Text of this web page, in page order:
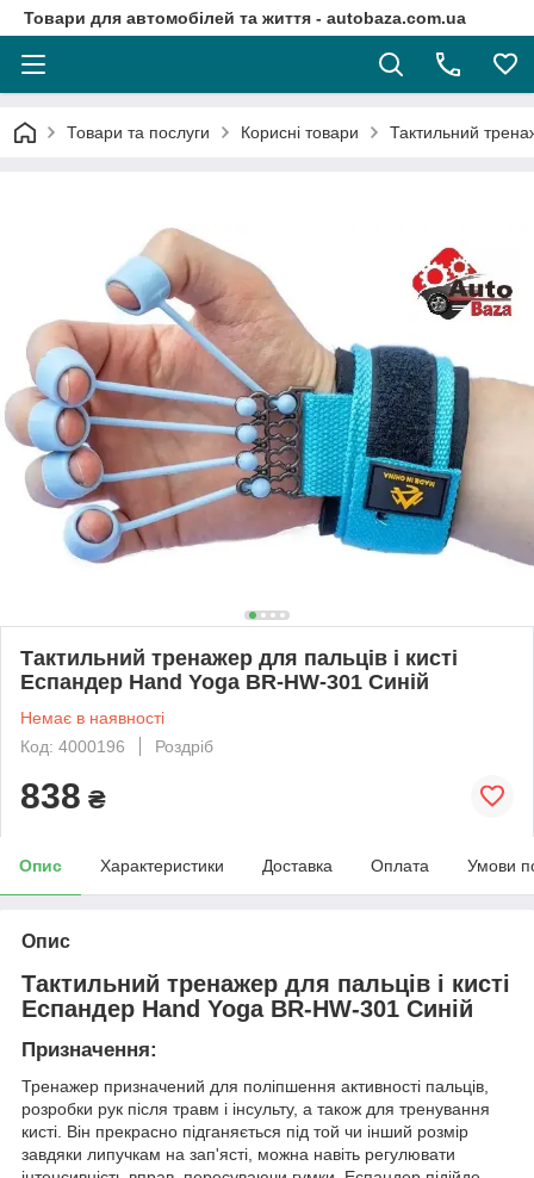
Товари для автомобілей та життя - autobaza.com.ua
Товари та послуги Корисні товари Тактильний
Тактильний тренажер для пальців і кисті
Еспандер Hand Yoga BR-HW-301 Синій
Немає в наявності
Код: 4000196
Роздріб
838 ₴
Опис Характеристики Доставка Оплата Умови
Опис
Тактильний тренажер для пальців і кисті
Еспандер Hand Yoga BR-HW-301 Синій
Призначення:
Тренажер призначений для поліпшення активності пальців,
розробки рук після травм і інсульту, а також для тренування
кисті. Він прекрасно підганяється під той чи інший розмір
завдяки липучкам на зап'ясті, можна навіть регулювати